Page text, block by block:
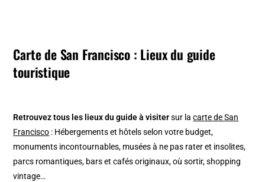
Carte de San Francisco : Lieux du guide
touristique
Retrouvez tous les lieux du guide à visitersur lacarte de San
Francisco : Hébergements et hôtels selon votre budget,
monuments incontournables, musées à ne pas rater et insolites,
parcs romantiques, bars et cafés originaux, où sortir, shopping
vintage…